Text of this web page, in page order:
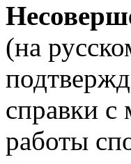
(на
справки с
работы